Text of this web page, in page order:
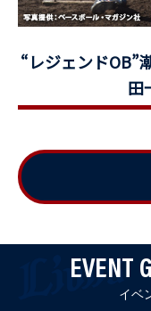
“レジェンドOB”
田
EVENT
イベ